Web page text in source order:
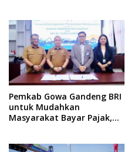
Pemkab Gowa Gandeng BRI
untuk Mudahkan
Masyarakat Bayar Pajak,